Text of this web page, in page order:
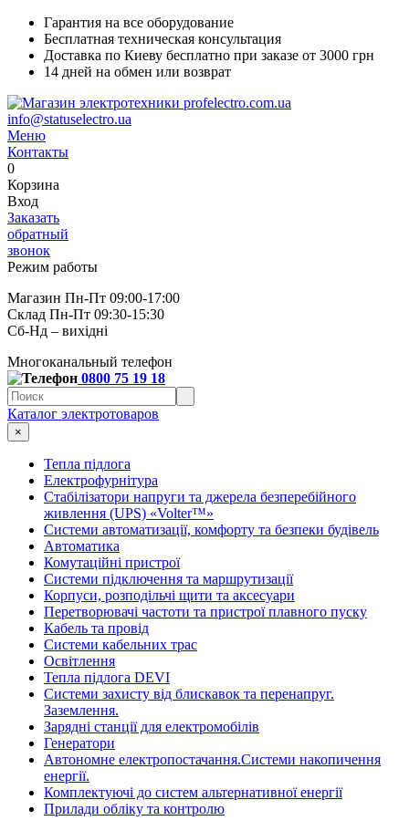
Гарантия на все оборудование
Бесплатная техническая консультация
Доставка по Киеву бесплатно при заказе от 3000 грн
14 дней на обмен или возврат
info@statuselectro.ua
Меню
Контакты
0
Корзина
Вход
Заказать
обратный
звонок
Режим работы
Магазин Пн-Пт 09:00-17:00
Склад Пн-Пт 09:30-15:30
Сб-Нд – вихідні
Многоканальный телефон
0800 75 19 18
Каталог электротоваров
×
Тепла підлога
Електрофурнітура
Cтабілізатори напруги та джерела безперебійного
живлення (UPS) «Volter™»
Системи автоматизації, комфорту та безпеки будівель
Автоматика
Комутаційні пристрої
Системи підключення та маршрутизації
Корпуси, розподільчі щити та аксесуари
Перетворювачі частоти та пристрої плавного пуску
Кабель та провід
Системи кабельних трас
Освітлення
Тепла підлога DEVI
Системи захисту від блискавок та перенапруг.
Заземлення.
Зарядні станції для електромобілів
Генератори
Автономне електропостачання.Системи накопичення
енергії.
Комплектуючі до систем альтернативної енергії
Прилади обліку та контролю